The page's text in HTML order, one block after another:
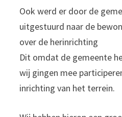
Ook werd er door de
uitgestuurd naar de
over de herinrichting
Dit omdat de gemeente
wij gingen mee
inrichting van het terrein.